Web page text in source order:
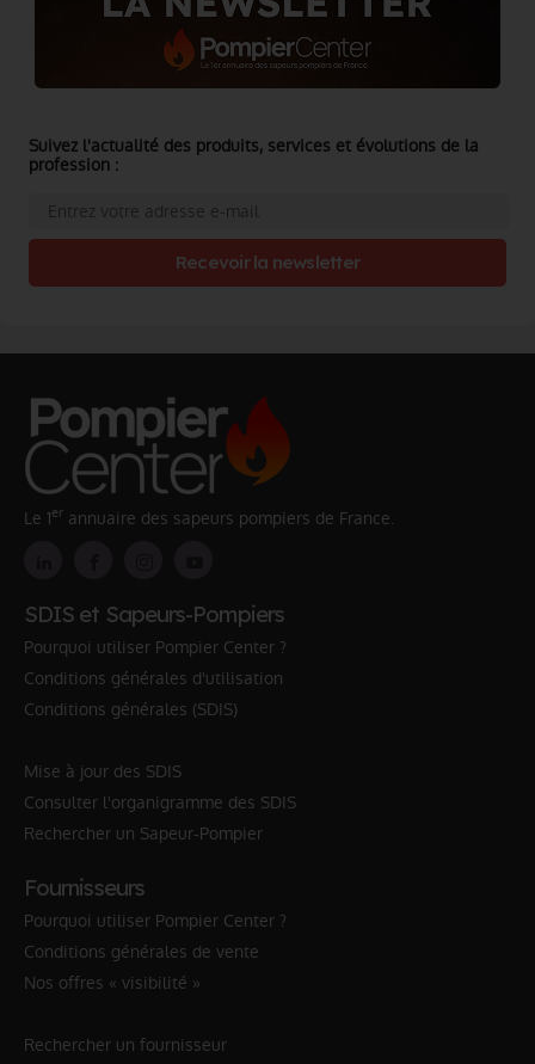
Suivez l'actualité des produits, services et évolutions de la
profession :
Recevoir la newsletter
Le 1er annuaire des sapeurs pompiers de France.
SDIS et Sapeurs-Pompiers
Pourquoi utiliser Pompier Center ?
Conditions générales d'utilisation
Conditions générales (SDIS)
Mise à jour des SDIS
Consulter l'organigramme des SDIS
Rechercher un Sapeur-Pompier
Fournisseurs
Pourquoi utiliser Pompier Center ?
Conditions générales de vente
Nos offres « visibilité »
Rechercher un fournisseur